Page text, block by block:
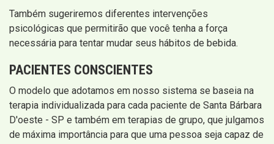
Também sugeriremos diferentes intervenções
psicológicas que permitirão que você tenha a força
necessária para tentar mudar seus hábitos de bebida.
PACIENTES CONSCIENTES
O modelo que adotamos em nosso sistema se baseia na
terapia individualizada para cada paciente de Santa Bárbara
D'oeste - SP e também em terapias de grupo, que julgamos
de máxima importância para que uma pessoa seja capaz de